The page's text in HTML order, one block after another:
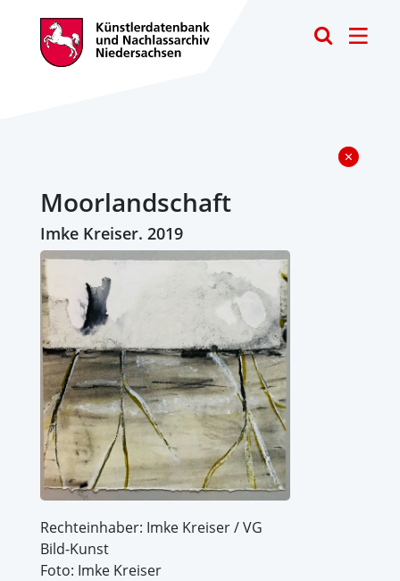
Moorlandschaft
Imke Kreiser. 2019
Rechteinhaber: Imke Kreiser / VG
Bild-Kunst
Foto: Imke Kreiser